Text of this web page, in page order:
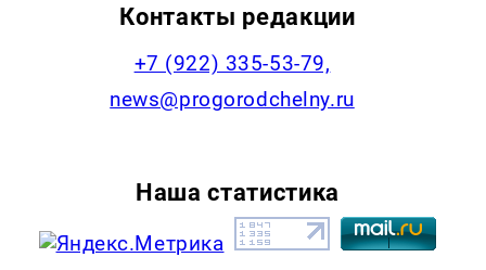
Контакты редакции
+7 (922) 335-53-79,
news@progorodchelny.ru
Наша статистика